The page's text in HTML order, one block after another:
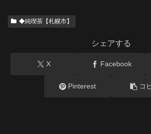
◆純喫茶【札幌市】
シェアする
X Facebook
Pinterest コ